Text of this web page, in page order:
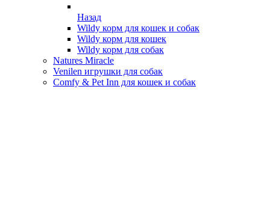
Назад
Wildy корм для кошек и собак
Wildy корм для кошек
Wildy корм для собак
Natures Miracle
Venilen игрушки для собак
Comfy & Pet Inn для кошек и собак